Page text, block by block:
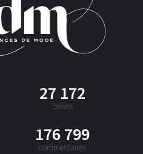
27 172
brèves
176 799
commentaires